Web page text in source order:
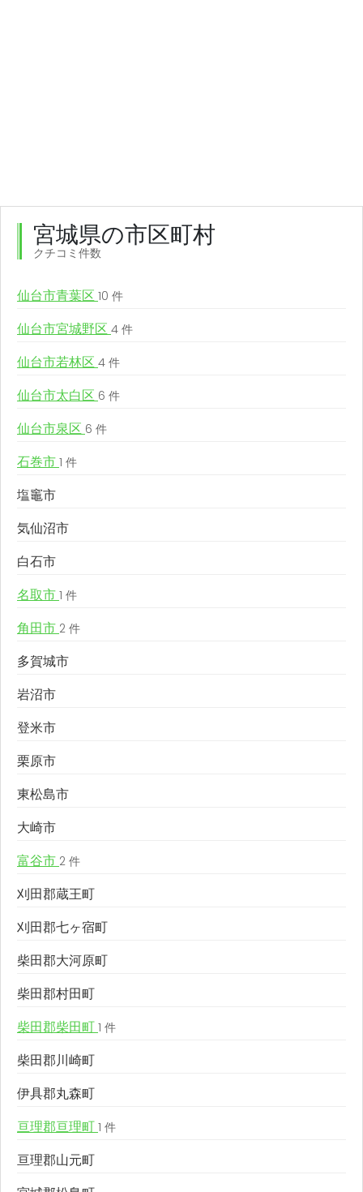
宮城県の市区町村
クチコミ件数
仙台市青葉区 10 件
仙台市宮城野区 4 件
仙台市若林区 4 件
仙台市太白区 6 件
仙台市泉区 6 件
石巻市 1 件
塩竈市
気仙沼市
白石市
名取市 1 件
角田市 2 件
多賀城市
岩沼市
登米市
栗原市
東松島市
大崎市
富谷市 2 件
刈田郡蔵王町
刈田郡七ヶ宿町
柴田郡大河原町
柴田郡村田町
柴田郡柴田町 1 件
柴田郡川崎町
伊具郡丸森町
亘理郡亘理町 1 件
亘理郡山元町